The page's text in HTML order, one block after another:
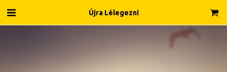
Újra Lélegezni